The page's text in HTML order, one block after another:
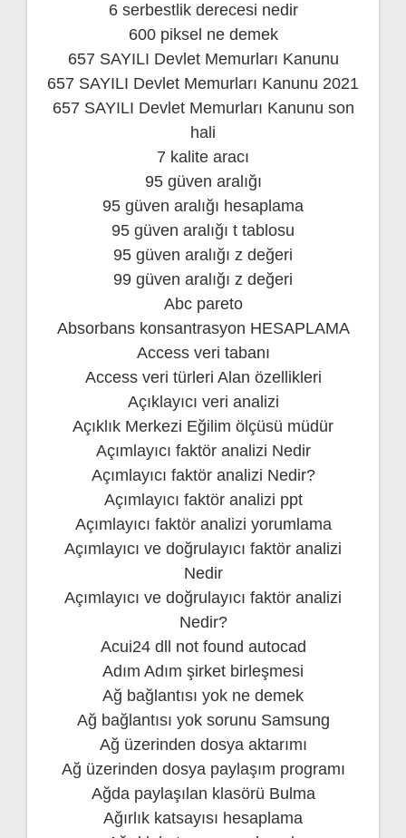
6 serbestlik derecesi nedir
600 piksel ne demek
657 SAYILI Devlet Memurları Kanunu
657 SAYILI Devlet Memurları Kanunu 2021
657 SAYILI Devlet Memurları Kanunu son
hali
7 kalite aracı
95 güven aralığı
95 güven aralığı hesaplama
95 güven aralığı t tablosu
95 güven aralığı z değeri
99 güven aralığı z değeri
Abc pareto
Absorbans konsantrasyon HESAPLAMA
Access veri tabanı
Access veri türleri Alan özellikleri
Açıklayıcı veri analizi
Açıklık Merkezi Eğilim ölçüsü müdür
Açımlayıcı faktör analizi Nedir
Açımlayıcı faktör analizi Nedir?
Açımlayıcı faktör analizi ppt
Açımlayıcı faktör analizi yorumlama
Açımlayıcı ve doğrulayıcı faktör analizi
Nedir
Açımlayıcı ve doğrulayıcı faktör analizi
Nedir?
Acui24 dll not found autocad
Adım Adım şirket birleşmesi
Ağ bağlantısı yok ne demek
Ağ bağlantısı yok sorunu Samsung
Ağ üzerinden dosya aktarımı
Ağ üzerinden dosya paylaşım programı
Ağda paylaşılan klasörü Bulma
Ağırlık katsayısı hesaplama